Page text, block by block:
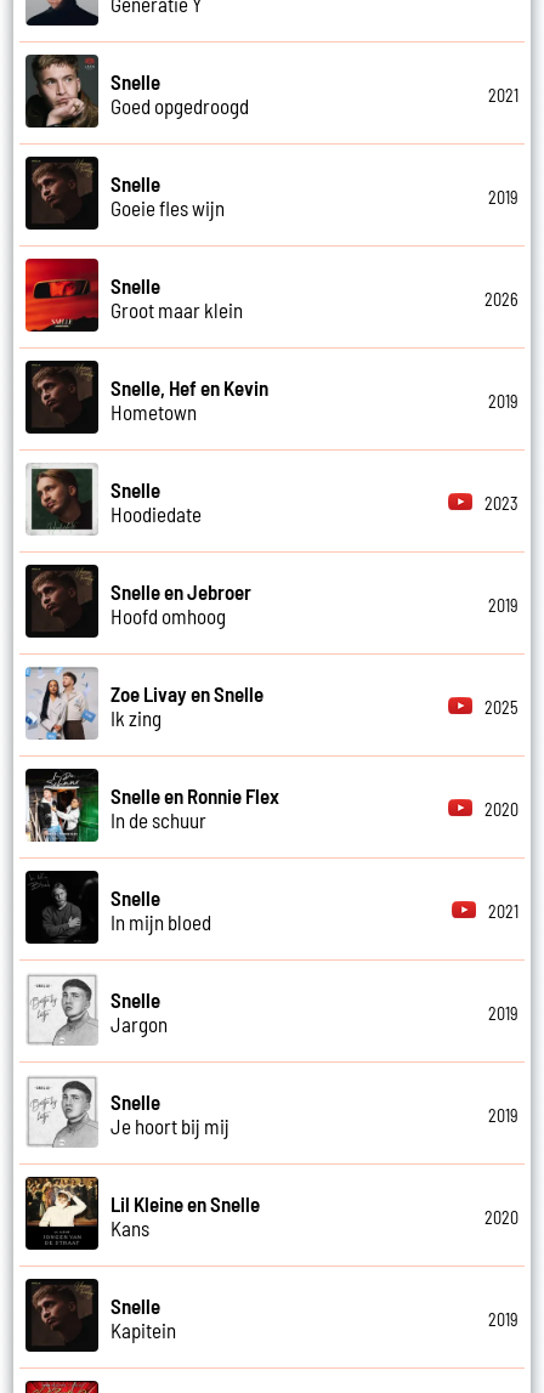
Snelle
Goed opgedroogd
2021
Snelle
Goeie fles wijn
2019
Snelle
Groot maar klein
2026
Snelle, Hef en Kevin
Hometown
2019
Snelle
Hoodiedate
2023
Snelle en Jebroer
Hoofd omhoog
2019
Zoe Livay en Snelle
Ik zing
2025
Snelle en Ronnie Flex
In de schuur
2020
Snelle
In mijn bloed
2021
Snelle
Jargon
2019
Snelle
Je hoort bij mij
2019
Lil Kleine en Snelle
Kans
2020
Snelle
Kapitein
2019